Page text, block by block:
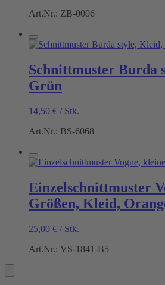
Art.Nr.: ZB-0006
Schnittmuster Burda
Grün
14,50 € / Stk.
Art.Nr.: BS-6068
Einzelschnittmuster
Größen, Kleid,
25,00 € / Stk.
Art.Nr.: VS-1841-B5